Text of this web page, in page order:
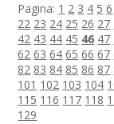
Pagina: 1 2 3 4 5 6
22 23 24 25 26 27
42 43 44 45 46 47
62 63 64 65 66 67
82 83 84 85 86 87
101 102 103 104
115 116 117 118
129